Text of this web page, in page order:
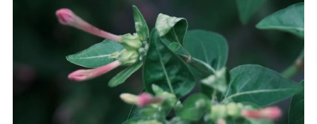
教理研究
学报论集
信息公告